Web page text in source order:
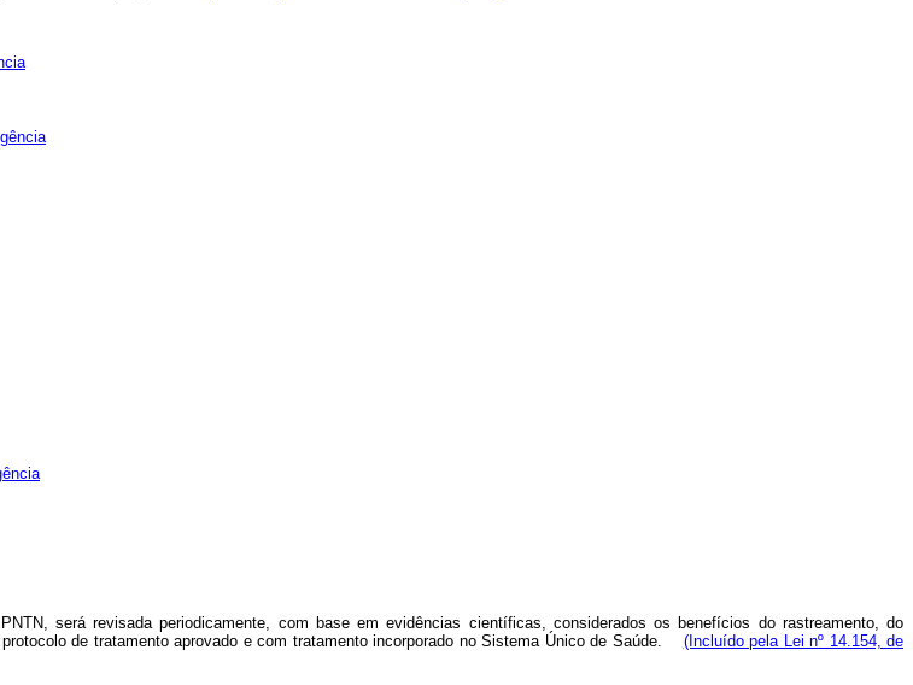
será revisada periodicamente, com base em evidências científicas, considerados os benefícios do rastreamento, do
de tratamento aprovado e com tratamento incorporado no Sistema Único de Saúde. (Incluído pela Lei nº 14.154, de